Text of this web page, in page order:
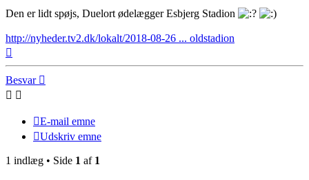
Den er lidt spøjs, Duelort ødelægger Esbjerg Stadion
http://nyheder.tv2.dk/lokalt/2018-08-26 ... oldstadion
Besvar
E-mail emne
Udskriv emne
1 indlæg • Side 1 af 1